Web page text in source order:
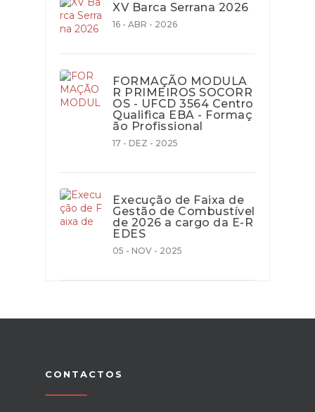
XV Barca Serrana 2026
16 - ABR - 2026
FORMAÇÃO MODULA
R PRIMEIROS SOCORR
OS - UFCD 3564 Centro
Qualifica EBA - Formaç
ão Profissional
17 - DEZ - 2025
Execução de Faixa de
Gestão de Combustível
de 2026 a cargo da E-R
EDES
05 - NOV - 2025
CONTACTOS